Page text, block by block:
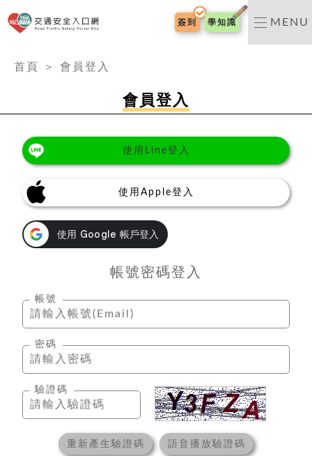
交通安全入口網
簽到 學知識 MENU
首頁
＞ 會員登入
會員登入
使用Line登入
使用Apple登入
帳號密碼登入
帳號
密碼
驗證碼
重新產生驗證碼 語音播放驗證碼